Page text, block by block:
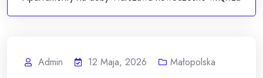
Admin 12 Maja, 2026 Małopolska